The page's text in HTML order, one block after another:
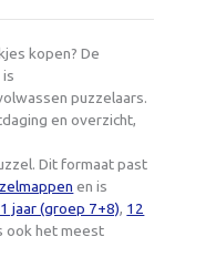
kopen? De
puzzelaars.
en overzicht,
Dit formaat past
en is
jaar (groep 7+8), 12
ook het meest